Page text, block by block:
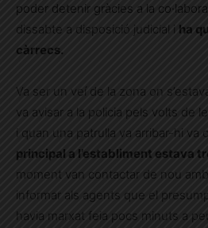
poder detenir gràcies a la
dissabte a disposició judicial i ha
càrrecs.
Va ser un veí de la zona on
va avisar a la policia pels volts de
i quan una patrulla va arribar-hi va
principal a l’establiment estava
moment van contactar de nou
informar als agents que el
havia marxat feia pocs minuts a